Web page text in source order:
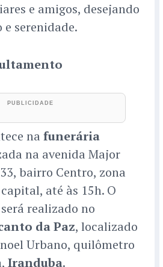
e amigos, desejando
serenidade.
na funerária
na avenida Major
bairro Centro, zona
até às 15h. O
realizado no
da Paz, localizado
Urbano, quilômetro
Iranduba.